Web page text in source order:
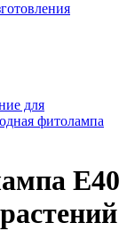
для
фитолампа
E40